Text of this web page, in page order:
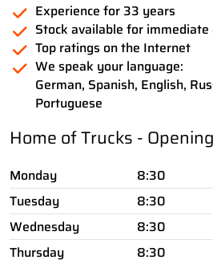
Experience for 33 years
Stock available for
Top ratings on the Internet
We speak your language:
German, Spanish, English,
Portuguese
Home of Trucks -
Monday 8:30
Tuesday
8:30
Wednesday
8:30
Thursday
8:30